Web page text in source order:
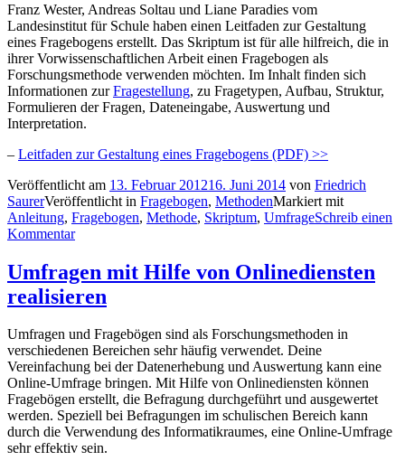
Franz Wester, Andreas Soltau und Liane Paradies vom
Landesinstitut für Schule haben einen Leitfaden zur Gestaltung
eines Fragebogens erstellt. Das Skriptum ist für alle hilfreich, die in
ihrer Vorwissenschaftlichen Arbeit einen Fragebogen als
Forschungsmethode verwenden möchten. Im Inhalt finden sich
Informationen zurFragestellung, zu Fragetypen, Aufbau, Struktur,
Formulieren der Fragen, Dateneingabe, Auswertung und
Interpretation.
– Leitfaden zur Gestaltung eines Fragebogens (PDF) >>
Veröffentlicht am 13. Februar 201216. Juni 2014 von Friedrich
SaurerVeröffentlicht in Fragebogen, MethodenMarkiert mit
Anleitung, Fragebogen, Methode, Skriptum, UmfrageSchreib einen
Kommentar
Umfragen mit Hilfe von Onlinediensten
realisieren
Umfragen und Fragebögen sind als Forschungsmethoden in
verschiedenen Bereichen sehr häufig verwendet. Deine
Vereinfachung bei der Datenerhebung und Auswertung kann eine
Online-Umfrage bringen. Mit Hilfe von Onlinediensten können
Fragebögen erstellt, die Befragung durchgeführt und ausgewertet
werden. Speziell bei Befragungen im schulischen Bereich kann
durch die Verwendung des Informatikraumes, eine Online-Umfrage
sehr effektiv sein.